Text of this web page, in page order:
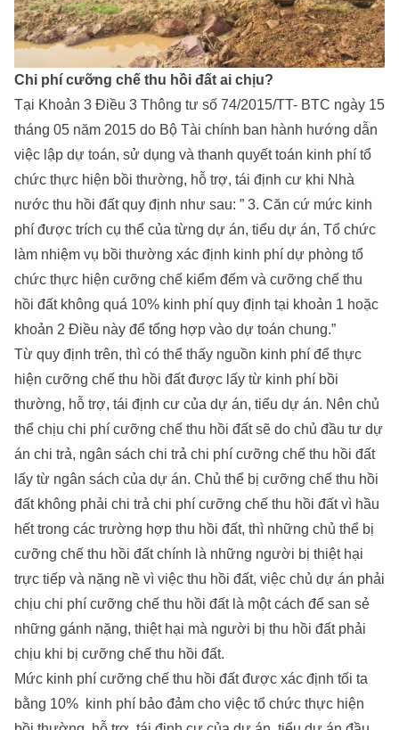
Chi phí cưỡng chế thu hồi đất ai chịu?
Tại Khoản 3 Điều 3 Thông tư số 74/2015/TT- BTC ngày 15
tháng 05 năm 2015 do Bộ Tài chính ban hành hướng dẫn
việc lập dự toán, sử dụng và thanh quyết toán kinh phí tổ
chức thực hiện bồi thường, hỗ trợ, tái định cư khi Nhà
nước thu hồi đất quy định như sau: ” 3. Căn cứ mức kinh
phí được trích cụ thể của từng dự án, tiểu dự án, Tổ chức
làm nhiệm vụ bồi thường xác định kinh phí dự phòng tổ
chức thực hiện cưỡng chế kiểm đếm và cưỡng chế thu
hồi đất không quá 10% kinh phí quy định tại khoản 1 hoặc
khoản 2 Điều này để tổng hợp vào dự toán chung.”
Từ quy định trên, thì có thể thấy nguồn kinh phí để thực
hiện cưỡng chế thu hồi đất được lấy từ kinh phí bồi
thường, hỗ trợ, tái định cư của dự án, tiểu dự án. Nên chủ
thể chịu chi phí cưỡng chế thu hồi đất sẽ do chủ đầu tư dự
án chi trả, ngân sách chi trả chi phí cưỡng chế thu hồi đất
lấy từ ngân sách của dự án. Chủ thể bị cưỡng chế thu hồi
đất không phải chi trả chi phí cưỡng chế thu hồi đất vì hầu
hết trong các trường hợp thu hồi đất, thì những chủ thể bị
cưỡng chế thu hồi đất chính là những người bị thiệt hại
trực tiếp và nặng nề vì việc thu hồi đất, việc chủ dự án phải
chịu chi phí cưỡng chế thu hồi đất là một cách để san sẻ
những gánh nặng, thiệt hại mà người bị thu hồi đất phải
chịu khi bị cưỡng chế thu hồi đất.
Mức kinh phí cưỡng chế thu hồi đất được xác định tối ta
bằng 10% kinh phí bảo đảm cho việc tổ chức thực hiện